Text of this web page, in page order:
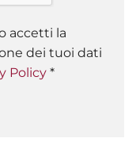
accetti la
dei tuoi dati
Policy *